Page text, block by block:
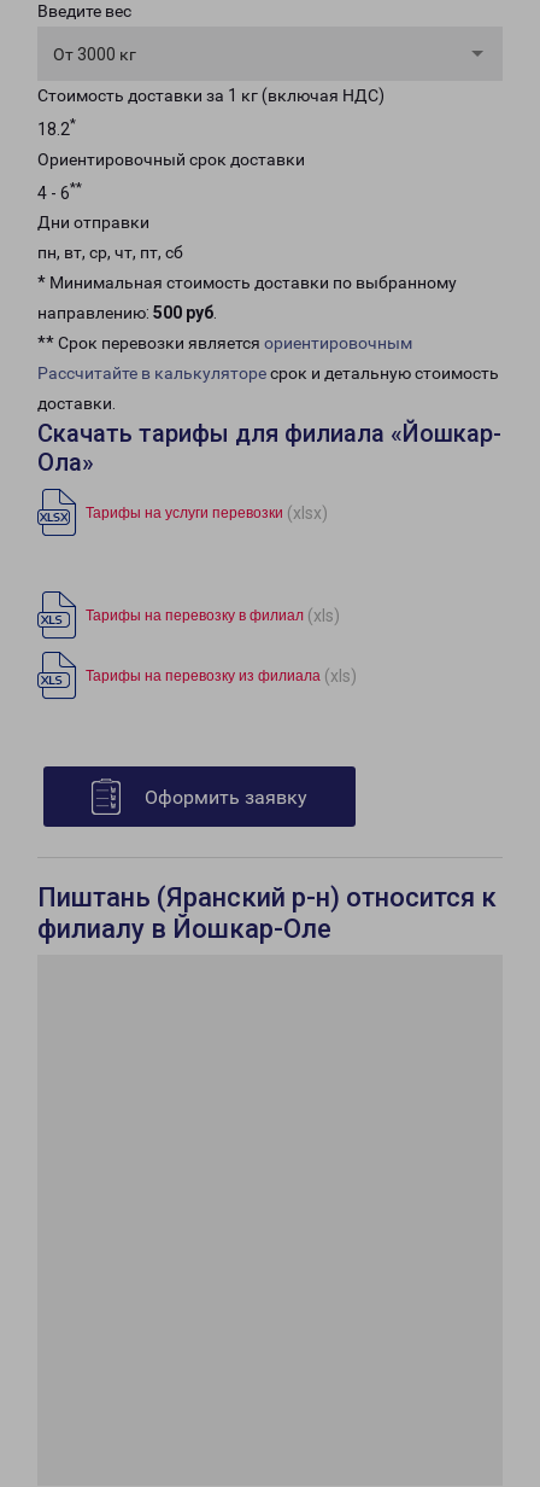
Введите вес
От 3000 кг
Стоимость доставки за 1 кг (включая НДС)
18.2*
Ориентировочный срок доставки
4 - 6**
Дни отправки
пн, вт, ср, чт, пт, сб
* Минимальная стоимость доставки по выбранному
направлению: 500 руб.
** Срок перевозки является ориентировочным
Рассчитайте в калькуляторесрок и детальную стоимость
доставки.
Скачать тарифы для филиала «Йошкар-
Ола»
Тарифы на услуги перевозки (xlsx)
Тарифы на перевозку в филиал (xls)
Тарифы на перевозку из филиала (xls)
Оформить заявку
Пиштань (Яранский р-н) относится к
филиалу в Йошкар-Оле